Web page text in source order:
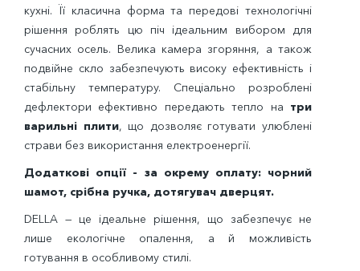
кухні. Її класична форма та передові технологічні
рішення роблять цю піч ідеальним вибором для
сучасних осель. Велика камера згоряння, а також
подвійне скло забезпечують високу ефективність і
стабільну температуру. Спеціально розроблені
дефлектори ефективно передають тепло на три
варильні плити, що дозволяє готувати улюблені
страви без використання електроенергії.
Додаткові опції - за окрему оплату: чорний
шамот, срібна ручка, дотягувач дверцят.
DELLA — це ідеальне рішення, що забезпечує не
лише екологічне опалення, а й можливість
готування в особливому стилі.